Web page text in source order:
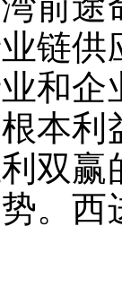
链
和
本
双
。